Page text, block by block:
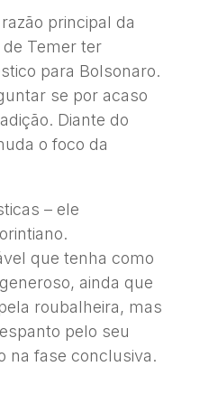
principal da
de Temer ter
para Bolsonaro.
se por acaso
Diante do
o foco da
– ele
que tenha como
ainda que
roubalheira, mas
pelo seu
na fase conclusiva.